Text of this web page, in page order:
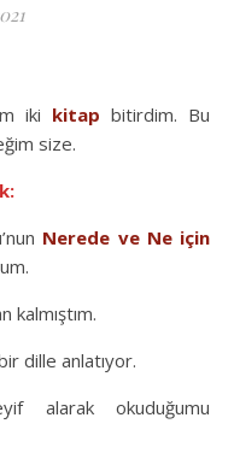
iki kitap bitirdim. Bu
size.
Nerede ve Ne için
kalmıştım.
dille anlatıyor.
alarak okuduğumu